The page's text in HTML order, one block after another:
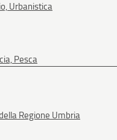
Urbanistica
Pesca
Regione Umbria